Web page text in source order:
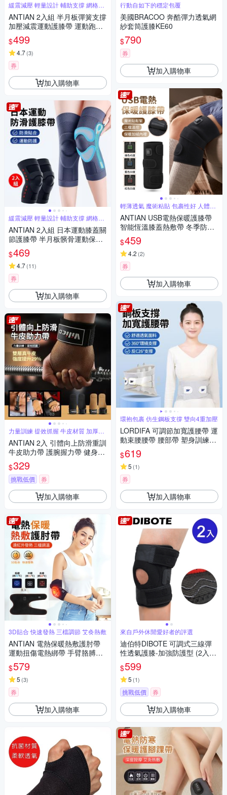
緩震減壓 輕量設計 輔助支撐 網格編
織
ANTIAN 2入組 半月板彈簧支撐
加壓減震運動護膝帶 運動跑步
護膝帶 半月板髕骨帶 膝蓋護具
$499
4.7(3)
券
加入購物車
緩震減壓 輕量設計 輔助支撐 網格編
織
ANTIAN 2入組 日本運動膝蓋關
節護膝帶 半月板髕骨運動保護
套 老寒腿保暖套
$469
4.7(11)
券
加入購物車
力量訓練 提效抓握 牛皮材質 加厚耐
磨
ANTIAN 2入 引體向上防滑重訓
牛皮助力帶 護腕握力帶 健身手
套護具 護掌舉重助握帶
$329
挑戰低價 券
加入購物車
3D貼合 快速發熱 三檔調節 艾灸熱敷
ANTIAN 電熱保暖熱敷護肘帶
運動扭傷電熱綁帶 手臂胳膊膝
蓋發熱護套 肘關節加熱帶 聖誕
交換禮物
$579
5 (3)
券
加入購物車
行動自如下的穩定包覆
美國BRACOO 奔酷彈力透氣網
紗套筒護膝KE60
$790
券
加入購物車
輕薄透氣 魔術粘貼 包裹性好 人體工
學
ANTIAN USB電熱保暖護膝帶
智能恆溫膝蓋熱敷帶 冬季防寒
發熱帶 聖誕交換禮物
$459
4.2 (2)
券
加入購物車
環抱包裹 仿生鋼板支撐 雙向4重加壓
LORDIFA 可調節加寬護腰帶 運
動束腰腰帶 腰部帶 塑身訓練腰
帶 腰托(非醫療使用)
$619
5 (1)
券
加入購物車
來自戶外休閒愛好者的評選
迪伯特DIBOTE 可調式三線彈
性透氣護膝-加強防護型 (2入) -
快速到貨
$599
5 (1)
挑戰低價 券
加入購物車